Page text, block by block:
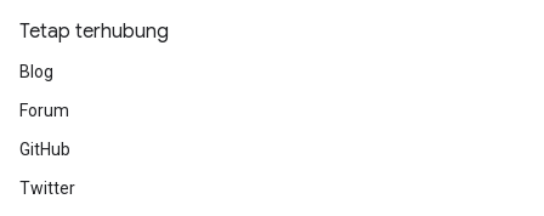
Tetap terhubung
Blog
Forum
GitHub
Twitter